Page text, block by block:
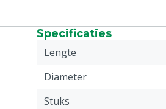
Specificaties
Lengte
Diameter
Stuks